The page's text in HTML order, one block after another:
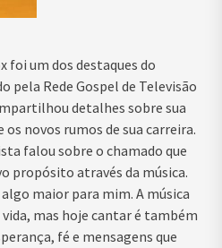
foi um dos destaques do
pela Rede Gospel de Televisão
detalhes sobre sua
novos rumos de sua carreira.
falou sobre o chamado que
propósito através da música.
maior para mim. A música
mas hoje cantar é também
fé e mensagens que